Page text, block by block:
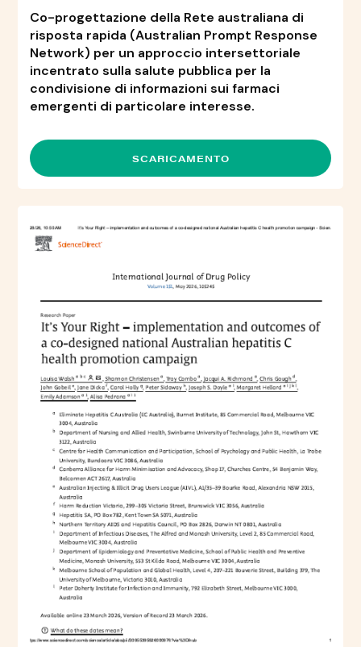
Co-progettazione della Rete australiana di
risposta rapida (Australian Prompt Response
Network) per un approccio intersettoriale
incentrato sulla salute pubblica per la
condivisione di informazioni sui farmaci
emergenti di particolare interesse.
SCARICAMENTO